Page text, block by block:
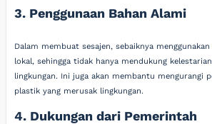
3. Penggunaan Bahan Alami
Dalam membuat sesajen, sebaiknya
lokal, sehingga tidak hanya mendukung
lingkungan. Ini juga akan membantu mengurangi
plastik yang merusak lingkungan.
4. Dukungan dari Pemerintah